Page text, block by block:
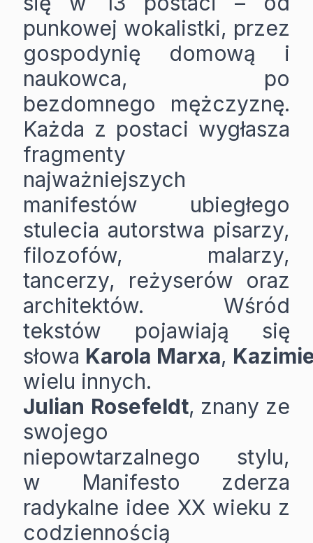
punkowej wokalistki, przez
gospodynię domową i
naukowca, po
bezdomnego mężczyznę.
Każda z postaci wygłasza
fragmenty
najważniejszych
manifestów ubiegłego
stulecia autorstwa pisarzy,
filozofów, malarzy,
tancerzy, reżyserów oraz
architektów. Wśród
tekstów pojawiają się
słowa Karola Marxa,
wielu innych.
Julian Rosefeldt, znany ze
swojego
niepowtarzalnego stylu,
w Manifesto zderza
radykalne idee XX wieku z
codziennością